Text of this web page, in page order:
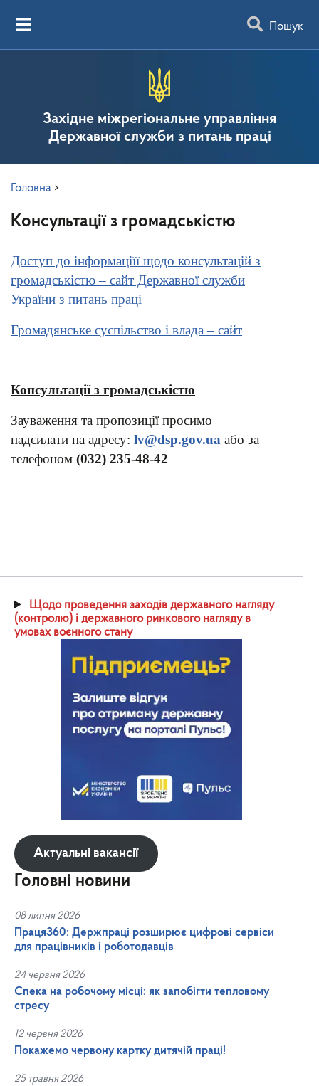
Пошук
Західне міжрегіональне управління
Державної служби з питань праці
Головна >
Консультації з громадськістю
Доступ до інформаціїї щодо консультацій з
громадськістю – сайт Державної служби
України з питань праці
Громадянське суспільство і влада – сайт
Консультації з громадськістю
Зауваження та пропозиції просимо
надсилати на адресу: lv@dsp.gov.ua або за
телефоном (032) 235-48-42
Щодо проведення заходів державного нагляду
(контролю) і державного ринкового нагляду в
умовах воєнного стану
Актуальні вакансії
Головні новини
08 липня 2026
Праця360: Держпраці розширює цифрові сервіси
для працівників і роботодавців
24 червня 2026
Спека на робочому місці: як запобігти тепловому
стресу
12 червня 2026
Покажемо червону картку дитячій праці!
25 травня 2026